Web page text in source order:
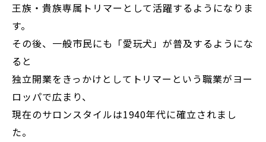
王族・貴族専属トリマーとして活躍するようになりま
す。
その後、一般市民にも「愛玩犬」が普及するようにな
ると
独立開業をきっかけとしてトリマーという職業がヨー
ロッパで広まり、
現在のサロンスタイルは1940年代に確立されまし
た。